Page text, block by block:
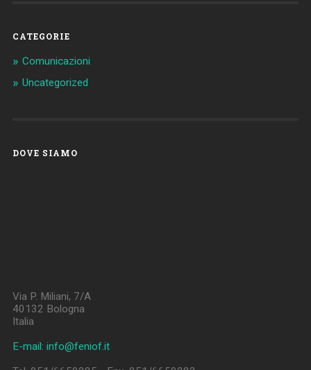
CATEGORIE
Comunicazioni
Uncategorized
DOVE SIAMO
Via P. Miliani, 7/A
40132 Bologna
Italia
E-mail: info@feniof.it